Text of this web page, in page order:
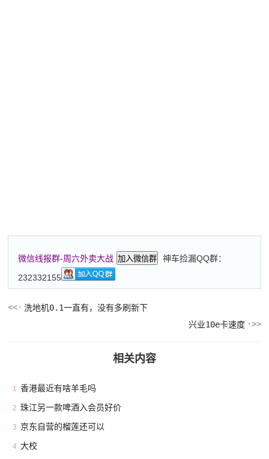
微信线报群-周六外卖大战 加入微信群
神车捡漏QQ群：
232332155
洗地机0.1一直有，没有多刷新下
兴业10e卡速度
相关内容
1 香港最近有啥羊毛吗
2 珠江另一款啤酒入会员好价
3 京东自营的榴莲还可以
4 大校